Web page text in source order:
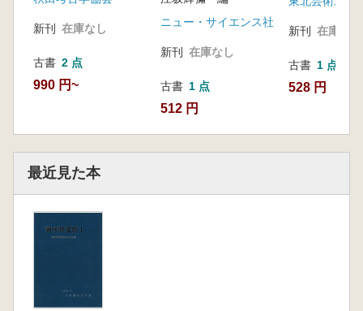
新刊 在庫なし
古書 2 点
990 円~
ニュー・サイエンス社
新刊 在庫なし
古書 1 点
512 円
新刊 在庫なし
古書 1 点
528 円
最近見た本